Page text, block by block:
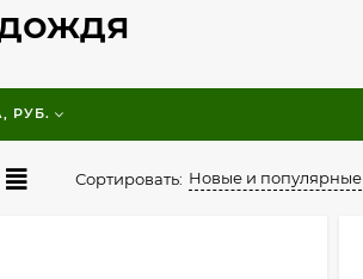
РУБ.
Сортировать: Новые и популярные